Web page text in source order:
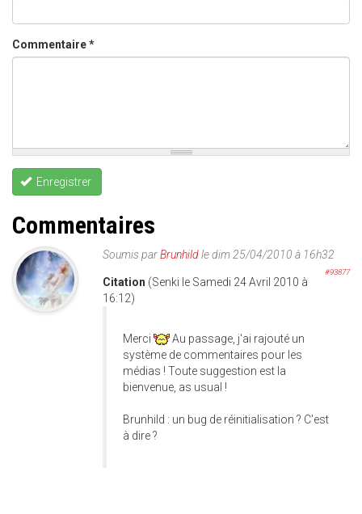
Commentaire*
Enregistrer
Commentaires
Soumis parBrunhildle dim 25/04/2010 à 16h32
#93877
Citation (Senki le Samedi 24 Avril 2010 à
16:12)
Merci
Au passage, j'ai rajouté un
système de commentaires pour les
médias ! Toute suggestion est la
bienvenue, as usual !
Brunhild : un bug de réinitialisation ? C'est
à dire ?